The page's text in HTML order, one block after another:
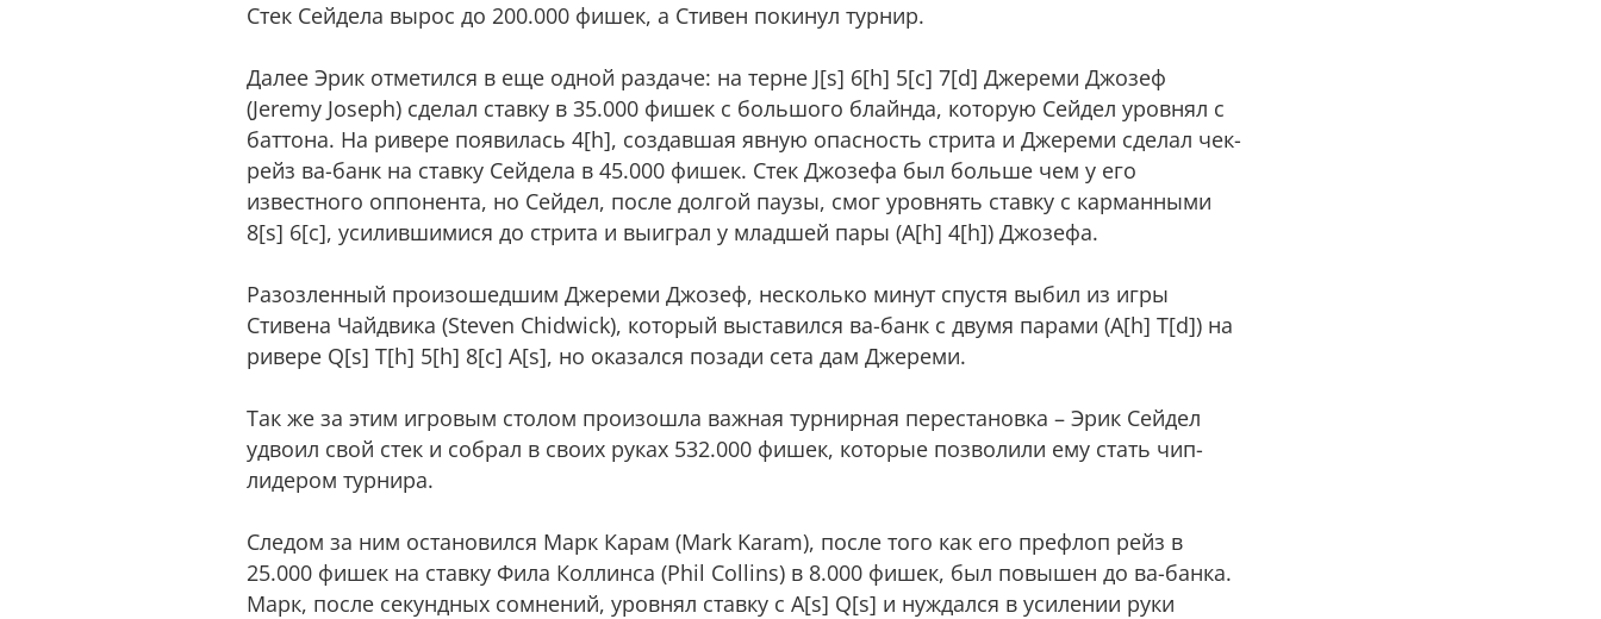
Стек Сейдела вырос до 200.000 фишек, а Стивен покинул турнир.
Далее Эрик отметился в еще одной раздаче: на терне J[s] 6[h] 5[c] 7[d] Джереми Джозеф
(Jeremy Joseph) сделал ставку в 35.000 фишек с большого блайнда, которую Сейдел уровнял с
баттона. На ривере появилась 4[h], создавшая явную опасность стрита и Джереми сделал чек-
рейз ва-банк на ставку Сейдела в 45.000 фишек. Стек Джозефа был больше чем у его
известного оппонента, но Сейдел, после долгой паузы, смог уровнять ставку с карманными
8[s] 6[c], усилившимися до стрита и выиграл у младшей пары (А[h] 4[h]) Джозефа.
Разозленный произошедшим Джереми Джозеф, несколько минут спустя выбил из игры
Стивена Чайдвика (Steven Chidwick), который выставился ва-банк с двумя парами (А[h] T[d]) на
ривере Q[s] T[h] 5[h] 8[c] A[s], но оказался позади сета дам Джереми.
Так же за этим игровым столом произошла важная турнирная перестановка – Эрик Сейдел
удвоил свой стек и собрал в своих руках 532.000 фишек, которые позволили ему стать чип-
лидером турнира.
Следом за ним остановился Марк Карам (Mark Karam), после того как его префлоп рейз в
25.000 фишек на ставку Фила Коллинса (Phil Collins) в 8.000 фишек, был повышен до ва-банка.
Марк, после секундных сомнений, уровнял ставку с А[s] Q[s] и нуждался в усилении руки